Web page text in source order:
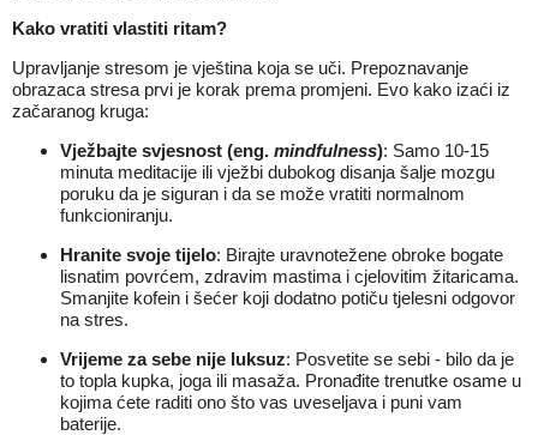
Kako vratiti vlastiti ritam?
Upravljanje stresom je vještina koja se uči. Prepoznavanje
obrazaca stresa prvi je korak prema promjeni. Evo kako izaći iz
začaranog kruga:
Vježbajte svjesnost (eng. mindfulness): Samo 10-15
minuta meditacije ili vježbi dubokog disanja šalje mozgu
poruku da je siguran i da se može vratiti normalnom
funkcioniranju.
Hranite svoje tijelo: Birajte uravnotežene obroke bogate
lisnatim povrćem, zdravim mastima i cjelovitim žitaricama.
Smanjite kofein i šećer koji dodatno potiču tjelesni odgovor
na stres.
Vrijeme za sebe nije luksuz: Posvetite se sebi - bilo da je
to topla kupka, joga ili masaža. Pronađite trenutke osame u
kojima ćete raditi ono što vas uveseljava i puni vam
baterije.